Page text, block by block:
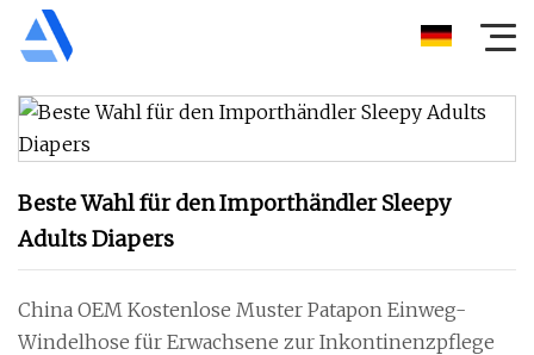
Beste Wahl für den Importhändler Sleepy
Adults Diapers
China OEM Kostenlose Muster Patapon Einweg-
Windelhose für Erwachsene zur Inkontinenzpflege